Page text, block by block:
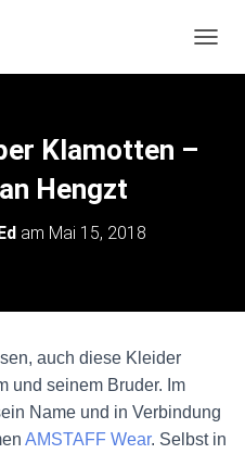
A
E
N
Klamotten –
Hengzt
am Mai 15, 2018
auch diese Kleider
und seinem Bruder. Im
Name und in Verbindung
AMSTAFF Wear. Selbst in